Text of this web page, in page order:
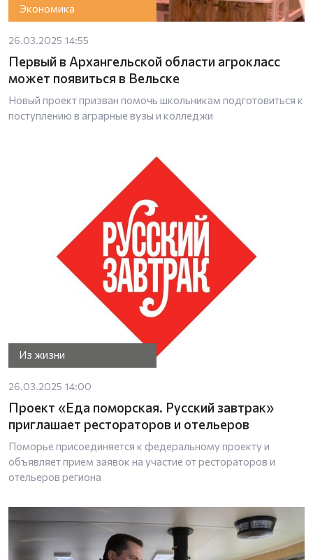
Экономика
26.03.2025 14:55
Первый в Архангельской области агрокласс
может появиться в Вельске
Новый проект призван помочь школьникам подготовиться к
поступлению в аграрные вузы и колледжи
Из жизни
26.03.2025 14:00
Проект «Еда поморская. Русский завтрак»
приглашает рестораторов и отельеров
Поморье присоединяется к федеральному проекту и
объявляет прием заявок на участие от рестораторов и
отельеров региона